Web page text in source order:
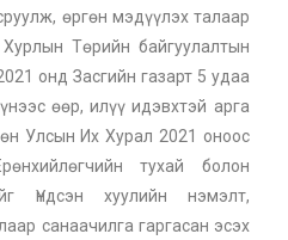
өргөн мэдүүлэх талаар
Төрийн байгуулалтын
онд Засгийн газарт 5 удаа
өөр, илүү идэвхтэй арга
Улсын Их Хурал 2021 оноос
тухай болон
Үндсэн хуулийн нэмэлт,
санаачилга гаргасан эсэх